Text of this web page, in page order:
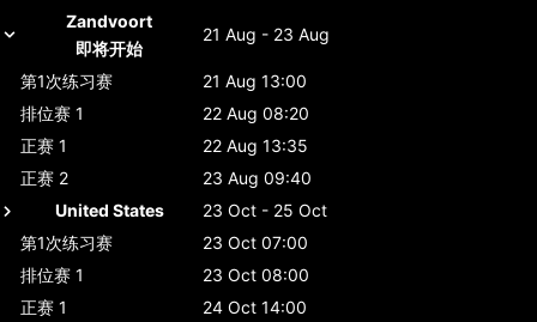
Zandvoort
即将开始
21 Aug - 23 Aug
第1次练习赛
21 Aug 13:00
排位赛 1
22 Aug 08:20
正赛 1
22 Aug 13:35
正赛 2
23 Aug 09:40
United States
23 Oct - 25 Oct
第1次练习赛
23 Oct 07:00
排位赛 1
23 Oct 08:00
正赛 1
24 Oct 14:00